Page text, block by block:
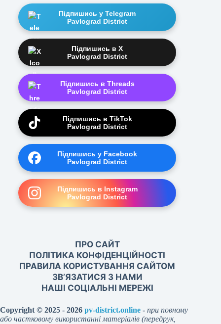
Підпишись у Telegram
Pavlograd District
Підпишись в X
Pavlograd District
Підпишись в Threads
Pavlograd District
Підпишись в TikTok
Pavlograd District
Підпишись у Facebook
Pavlograd District
Підпишись в Instagram
Pavlograd District
ПРО САЙТ
ПОЛІТИКА КОНФІДЕНЦІЙНОСТІ
ПРАВИЛА КОРИСТУВАННЯ САЙТОМ
ЗВ’ЯЗАТИСЯ З НАМИ
НАШІ СОЦІАЛЬНІ МЕРЕЖІ
Copyright © 2025 - 2026 pv-district.online - при повному
або частковому використанні матеріалів (передрук,